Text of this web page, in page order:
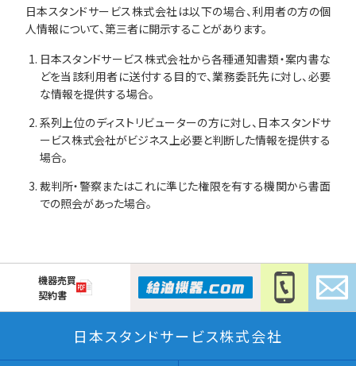
日本スタンドサービス株式会社は以下の場合、利用者の方の個
人情報について、第三者に開示することがあります。
日本スタンドサービス株式会社から各種通知書類・案内書な
どを当該利用者に送付する目的で、業務委託先に対し、必要
な情報を提供する場合。
系列上位のディストリビューターの方に対し、日本スタンドサ
ービス株式会社がビジネス上必要と判断した情報を提供する
場合。
裁判所・警察またはこれに準じた権限を有する機関から書面
での照会があった場合。
機器売買
契約書
日本スタンドサービス株式会社